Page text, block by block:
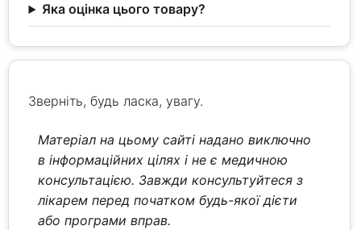
Яка оцінка цього товару?
Зверніть, будь ласка, увагу.
Матеріал на цьому сайті надано виключно
в інформаційних цілях і не є медичною
консультацією. Завжди консультуйтеся з
лікарем перед початком будь-якої дієти
або програми вправ.